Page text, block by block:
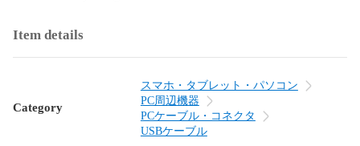
Item details
Category
スマホ・タブレット・パソコン
PC周辺機器
PCケーブル・コネクタ
USBケーブル